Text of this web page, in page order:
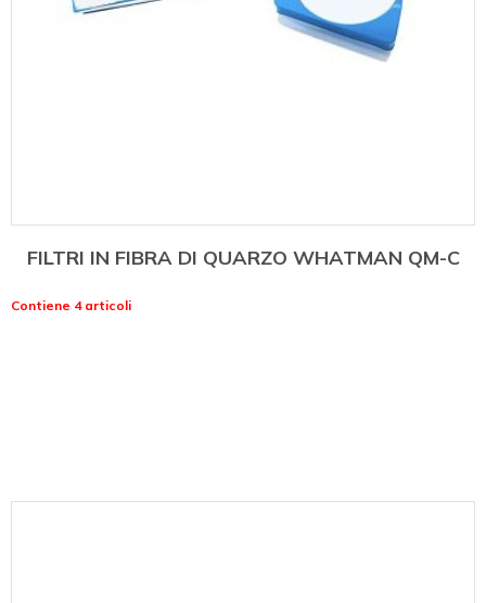
FILTRI IN FIBRA DI QUARZO WHATMAN QM-C
Contiene 4 articoli